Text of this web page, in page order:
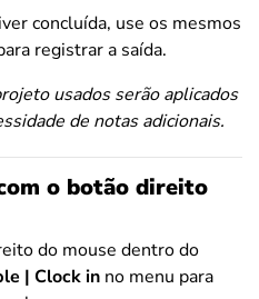
concluída, use os mesmos
registrar a saída.
usados serão aplicados
de notas adicionais.
o botão direito
do mouse dentro do
| Clock in no menu para